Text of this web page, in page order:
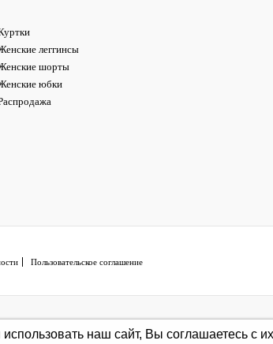
леггинсы
шорты
юбки
Пользовательское соглашение
наш сайт, Вы соглашаетесь с